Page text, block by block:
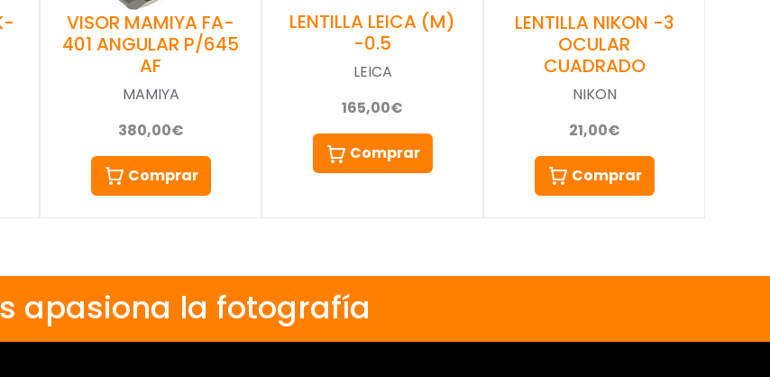
VISOR MAMIYA FA-
401 ANGULAR P/645
AF
MAMIYA
380,00€
Comprar
LENTILLA LEICA (M)
-0.5
LEICA
165,00€
Comprar
LENTILLA NIKON -3
OCULAR
CUADRADO
NIKON
21,00€
Comprar
apasiona la fotografía